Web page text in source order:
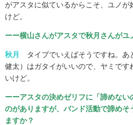
がアスタに似ているからこそ、ユノが
けど。
ーー横山さんがアスタで秋月さんがユ
秋月
タイプでいえばそうですね。あ
健太）はガタイがいいので、ヤミです
いけど。
ーーアスタの決めゼリフに「諦めない
のがありますが、バンド活動で諦めそ
ますか？